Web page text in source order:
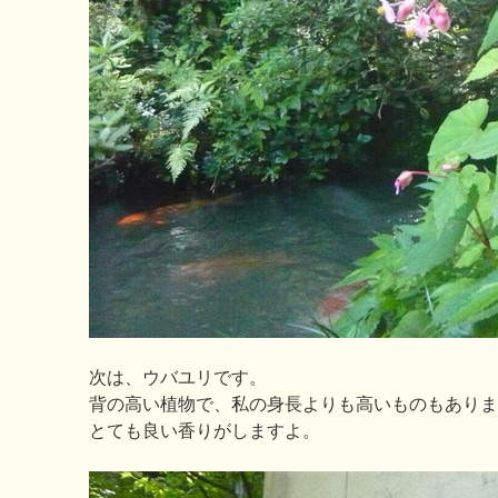
次は、ウバユリです。
背の高い植物で、私の身長よりも高いものもあり
とても良い香りがしますよ。